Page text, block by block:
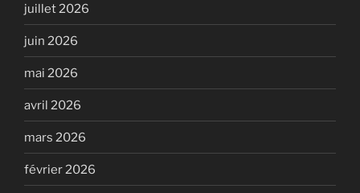
juillet 2026
juin 2026
mai 2026
avril 2026
mars 2026
février 2026